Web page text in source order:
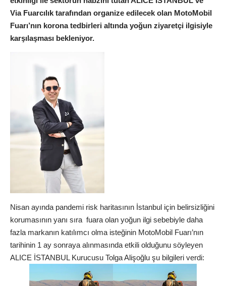
Via Fuarcılık tarafından organize edilecek olan MotoMobil
Fuarı’nın korona tedbirleri altında yoğun ziyaretçi ilgisiyle
karşılaşması bekleniyor.
Nisan ayında pandemi risk haritasının İstanbul için belirsizliğini
korumasının yanı sıra fuara olan yoğun ilgi sebebiyle daha
fazla markanın katılımcı olma isteğinin MotoMobil Fuarı’nın
tarihinin 1 ay sonraya alınmasında etkili olduğunu söyleyen
ALICE İSTANBUL Kurucusu Tolga Alişoğlu şu bilgileri verdi: